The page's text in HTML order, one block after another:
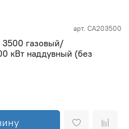
арт. CA203500
3500 газовый/
кВт наддувный (без